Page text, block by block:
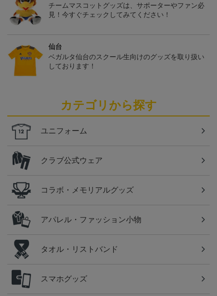
チームマスコットグッズは、サポーターやファン必
見！今すぐチェックしてみてください！
仙台
ベガルタ仙台のスクール生向けのグッズを取り扱い
しております！
カテゴリから探す
ユニフォーム
クラブ公式ウェア
コラボ・メモリアルグッズ
アパレル・ファッション小物
タオル・リストバンド
スマホグッズ